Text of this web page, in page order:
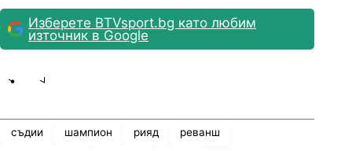
Изберете BTVsport.bg като любим
източник в Google
съдии шампион рияд реванш